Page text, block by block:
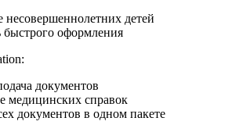
несовершеннолетних детей
быстрого оформления
документов
медицинских справок
документов в одном пакете